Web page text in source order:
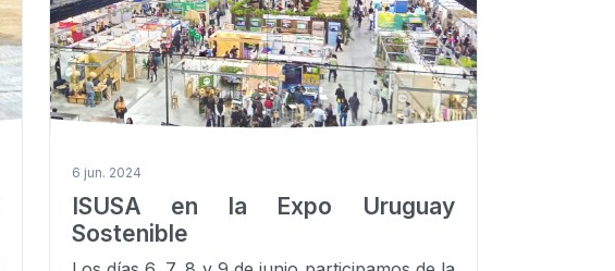
6 jun. 2024
ISUSA en la Expo Uruguay
Sostenible